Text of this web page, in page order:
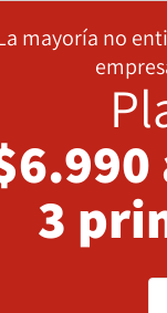
mayoría no
3